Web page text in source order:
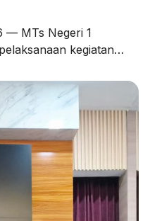
1 Banyuwangi
— MTs Negeri 1
kegiatan
Kerja Jangka
KMA Nomor 736
(06/08/2026).
WIB hingga selesai
Kantor
Banyuwangi, […]